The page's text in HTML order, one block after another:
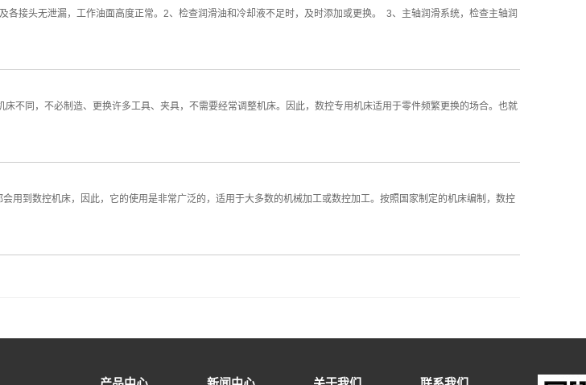
接头无泄漏，工作油面高度正常。2、检查润滑油和冷却液不足时，及时添加或更换。 3、主轴润滑系统，检查主轴润
不同，不必制造、更换许多工具、夹具，不需要经常调整机床。因此，数控专用机床适用于零件频繁更换的场合。也就
用到数控机床，因此，它的使用是非常广泛的，适用于大多数的机械加工或数控加工。按照国家制定的机床编制，数控